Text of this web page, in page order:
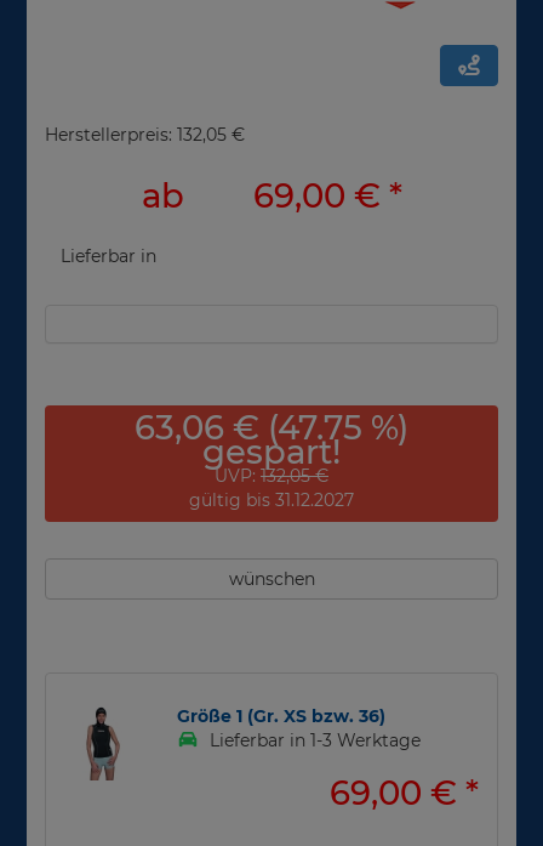
Herstellerpreis: 132,05 €
ab 69,00 € *
Lieferbar in
63,06 € (47.75 %)
gespart!
UVP: 132,05 €
gültig bis 31.12.2027
wünschen
Größe 1 (Gr. XS bzw. 36)
Lieferbar in 1-3 Werktage
69,00 € *